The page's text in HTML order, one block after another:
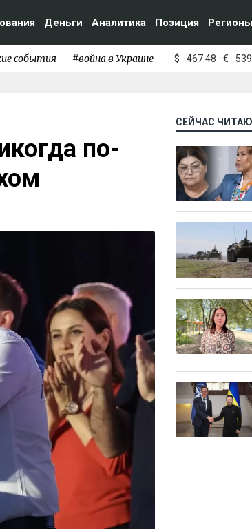
Деньги Аналитика Позиция Регионы
события #война в Украине $ 467.48 €
по-
СЕЙЧАС